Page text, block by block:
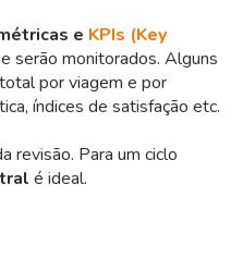
e KPIs (Key
serão monitorados. Alguns
por viagem e por
índices de satisfação etc.
revisão. Para um ciclo
é ideal.